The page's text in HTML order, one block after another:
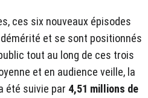
ces six nouveaux épisodes
et se sont positionnés
tout au long de ces trois
et en audience veille, la
été suivie par 4,51 millions de